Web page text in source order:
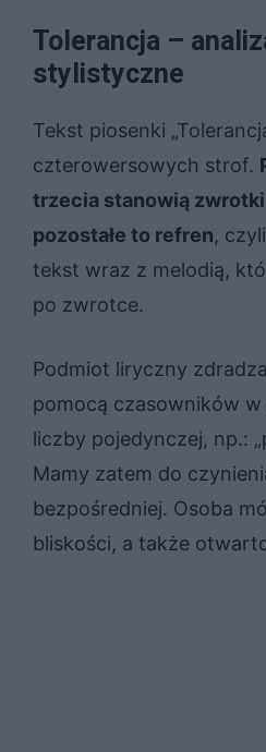
Tolerancja –
stylistyczne
Tekst piosenki
czterowersowych strof.
trzecia stanowią
pozostałe to refren,
tekst wraz z melodią,
po zwrotce.
Podmiot liryczny
pomocą czasowników
liczby pojedynczej, np.:
Mamy zatem do
bezpośredniej. Osoba
bliskości, a także